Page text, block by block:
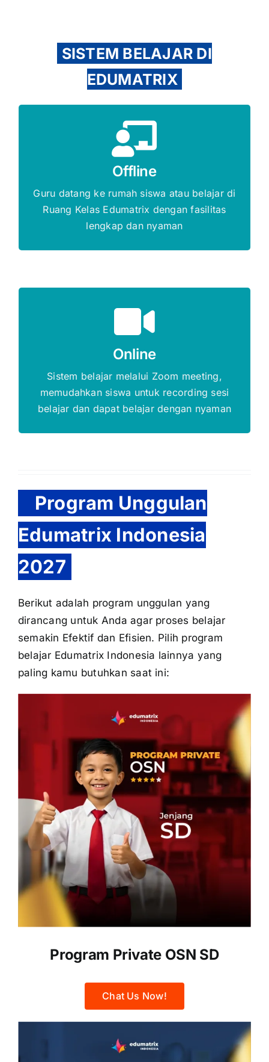
SISTEM BELAJAR DI
EDUMATRIX
Offline
Guru datang ke rumah siswa atau belajar di
Ruang Kelas Edumatrix dengan fasilitas
lengkap dan nyaman
Gratis Biaya Pendaftaran
DAFTAR SEKARANG
Online
Sistem belajar melalui Zoom meeting,
memudahkan siswa untuk recording sesi
belajar dan dapat belajar dengan nyaman
DAFTAR SEKARANG
Program Unggulan
Edumatrix Indonesia
2027
Berikut adalah program unggulan yang
dirancang untuk Anda agar proses belajar
semakin Efektif dan Efisien. Pilih program
belajar Edumatrix Indonesia lainnya yang
paling kamu butuhkan saat ini:
Program Private OSN SD
Chat Us Now!